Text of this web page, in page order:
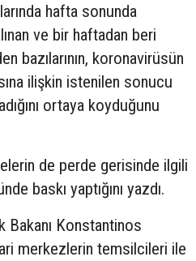
hafta sonunda
ve bir haftadan beri
bazılarının, koronavirüsün
ilişkin istenilen sonucu
ortaya koyduğunu
de perde gerisinde ilgili
baskı yaptığını yazdı.
Bakanı Konstantinos
merkezlerin temsilcileri ile